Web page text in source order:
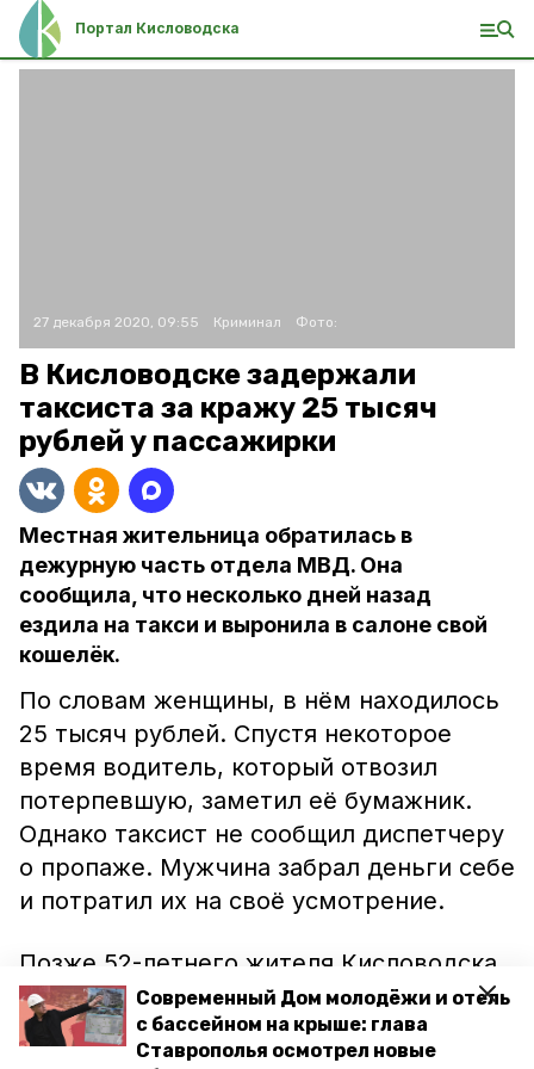
Современный Дом молодёжи и отель
с бассейном на крыше: глава
Ставрополья осмотрел новые
Портал Кисловодска
27 декабря 2020, 09:55 Криминал Фото:
В Кисловодске задержали
таксиста за кражу 25 тысяч
рублей у пассажирки
Местная жительница обратилась в
дежурную часть отдела МВД. Она
сообщила, что несколько дней назад
ездила на такси и выронила в салоне свой
кошелёк.
По словам женщины, в нём находилось
25 тысяч рублей. Спустя некоторое
время водитель, который отвозил
потерпевшую, заметил её бумажник.
Однако таксист не сообщил диспетчеру
о пропаже. Мужчина забрал деньги себе
и потратил их на своё усмотрение.
Позже 52-летнего жителя Кисловодска
доставили в отдел полиции, где он
сознался в преступлении. Также он
рассказал, что изначально решил не